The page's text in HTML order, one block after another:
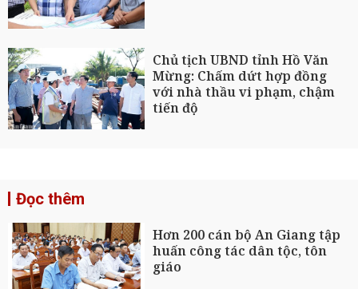
Chủ tịch UBND tỉnh Hồ Văn
Mừng: Chấm dứt hợp đồng
với nhà thầu vi phạm, chậm
tiến độ
Đọc thêm
Hơn 200 cán bộ An Giang tập
huấn công tác dân tộc, tôn
giáo